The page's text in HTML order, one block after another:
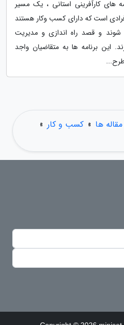
های کارآفرینی استانی ، یک مسیر
است که دارای کسب وکار هستند
و قصد راه اندازی و مدیریت
این برنامه ها به متقاضیان واجد
طرح...
ها » کسب و کار »